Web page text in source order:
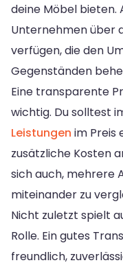
deine Möbel bieten.
Unternehmen über
verfügen, die den
Gegenständen
Eine transparente
wichtig. Du solltest
Leistungen im Preis
zusätzliche Kosten
sich auch, mehrere
miteinander zu
Nicht zuletzt spielt
Rolle. Ein gutes
freundlich,